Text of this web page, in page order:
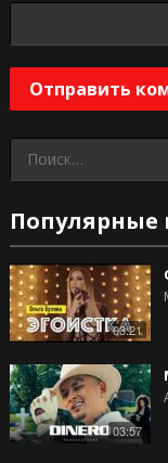
Найти:
Популярные
03:21
03:57